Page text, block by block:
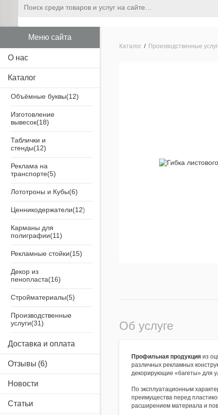
Меню сайта
О нас
Каталог
Объёмные буквы
Изготовление
вывесок
Таблички и
стенды
Реклама на
транспорте
Лототроны и Кубы
Ценникодержатели
Карманы для
полиграфии
Рекламные стойки
Декор из
пенопласта
Стройматериалы
Производственные
услуги
Airsystem
Доставка и оплата
Отзывы
Новости
Статьи
Каталог / Производственные
Об услуге
Профильная продукция из
различных рекламных
декорирующие «багеты» для
По эксплуатационным
преимущества перед
расширением материала и